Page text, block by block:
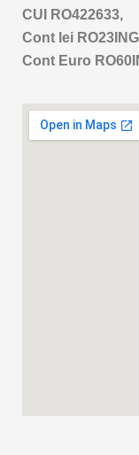
CUI RO422633,
Cont lei
Cont Euro